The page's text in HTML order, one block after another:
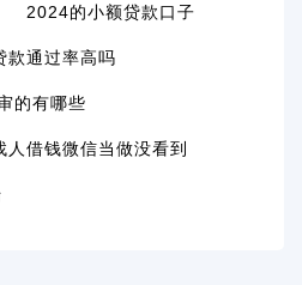
2024的小额贷款口子
款通过率高吗
的有哪些
人借钱微信当做没看到